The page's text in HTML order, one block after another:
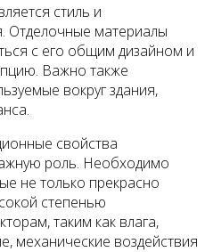
стиль и
Отделочные материалы
с его общим дизайном и
Важно также
вокруг здания,
свойства
роль. Необходимо
не только прекрасно
степенью
таким как влага,
механические воздействия